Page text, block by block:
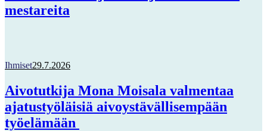
mestareita
Ihmiset29.7.2026
Aivotutkija Mona Moisala valmentaa
ajatustyöläisiä aivoystävällisempään
työelämään